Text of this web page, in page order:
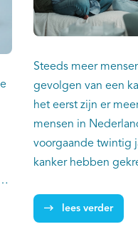
Steeds meer
gevolgen van een
het eerst zijn er
mensen in
voorgaande twintig
kanker hebben
jongvolwassen
39 jaar.
lees verder